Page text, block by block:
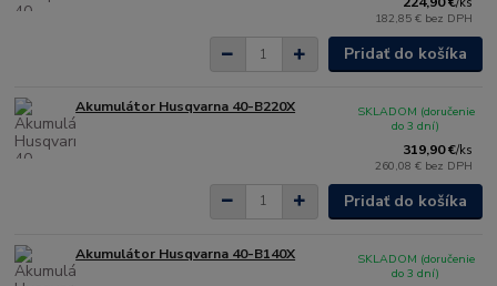
182,85 € bez DPH
Pridať do košíka
Akumulátor Husqvarna 40-B220X
319,90 €/ks
260,08 € bez DPH
SKLADOM (doručenie
do 3 dní)
Pridať do košíka
Akumulátor Husqvarna 40-B140X
SKLADOM (doručenie
do 3 dní)